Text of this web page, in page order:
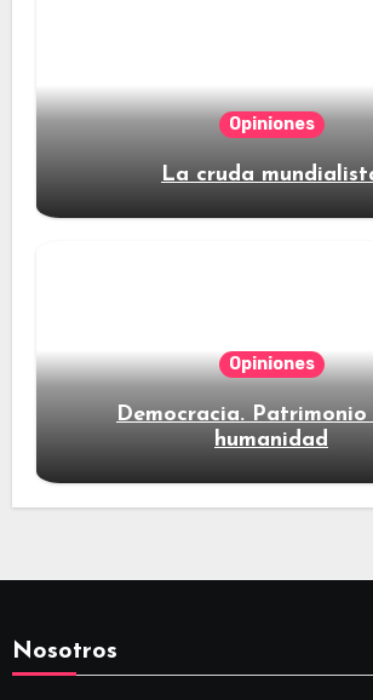
Opiniones
La cruda
Opiniones
Democracia. Patrimonio
humanidad
Nosotros